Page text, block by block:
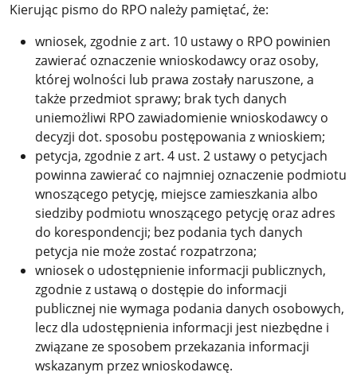
Kierując pismo do RPO należy pamiętać, że:
wniosek, zgodnie z art. 10 ustawy o RPO powinien
zawierać oznaczenie wnioskodawcy oraz osoby,
której wolności lub prawa zostały naruszone, a
także przedmiot sprawy; brak tych danych
uniemożliwi RPO zawiadomienie wnioskodawcy o
decyzji dot. sposobu postępowania z wnioskiem;
petycja, zgodnie z art. 4 ust. 2 ustawy o petycjach
powinna zawierać co najmniej oznaczenie podmiotu
wnoszącego petycję, miejsce zamieszkania albo
siedziby podmiotu wnoszącego petycję oraz adres
do korespondencji; bez podania tych danych
petycja nie może zostać rozpatrzona;
wniosek o udostępnienie informacji publicznych,
zgodnie z ustawą o dostępie do informacji
publicznej nie wymaga podania danych osobowych,
lecz dla udostępnienia informacji jest niezbędne i
związane ze sposobem przekazania informacji
wskazanym przez wnioskodawcę.